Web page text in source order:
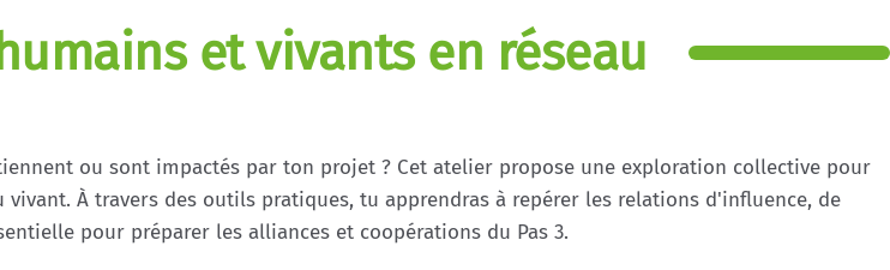
et vivants en réseau
ou sont impactés par ton projet ? Cet atelier propose une exploration collective pour
À travers des outils pratiques, tu apprendras à repérer les relations d'influence, de
pour préparer les alliances et coopérations du Pas 3.